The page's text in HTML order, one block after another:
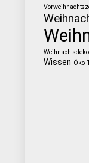
Weihnachtsdeko
Wissen Öko-